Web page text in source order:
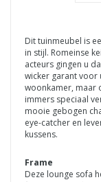
Dit tuinmeubel is
in stijl. Romeinse
acteurs gingen u
wicker garant voor
woonkamer, maar
immers speciaal
mooie gebogen
eye-catcher en
kussens.
Frame
Deze lounge sofa